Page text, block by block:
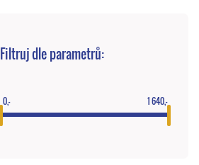
Filtruj dle parametrů:
0,- 1 640,-